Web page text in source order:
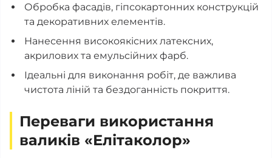
Обробка фасадів, гіпсокартонних конструкцій
та декоративних елементів.
Нанесення високоякісних латексних,
акрилових та емульсійних фарб.
Ідеальні для виконання робіт, де важлива
чистота ліній та бездоганність покриття.
Переваги використання
валиків «Елітаколор»